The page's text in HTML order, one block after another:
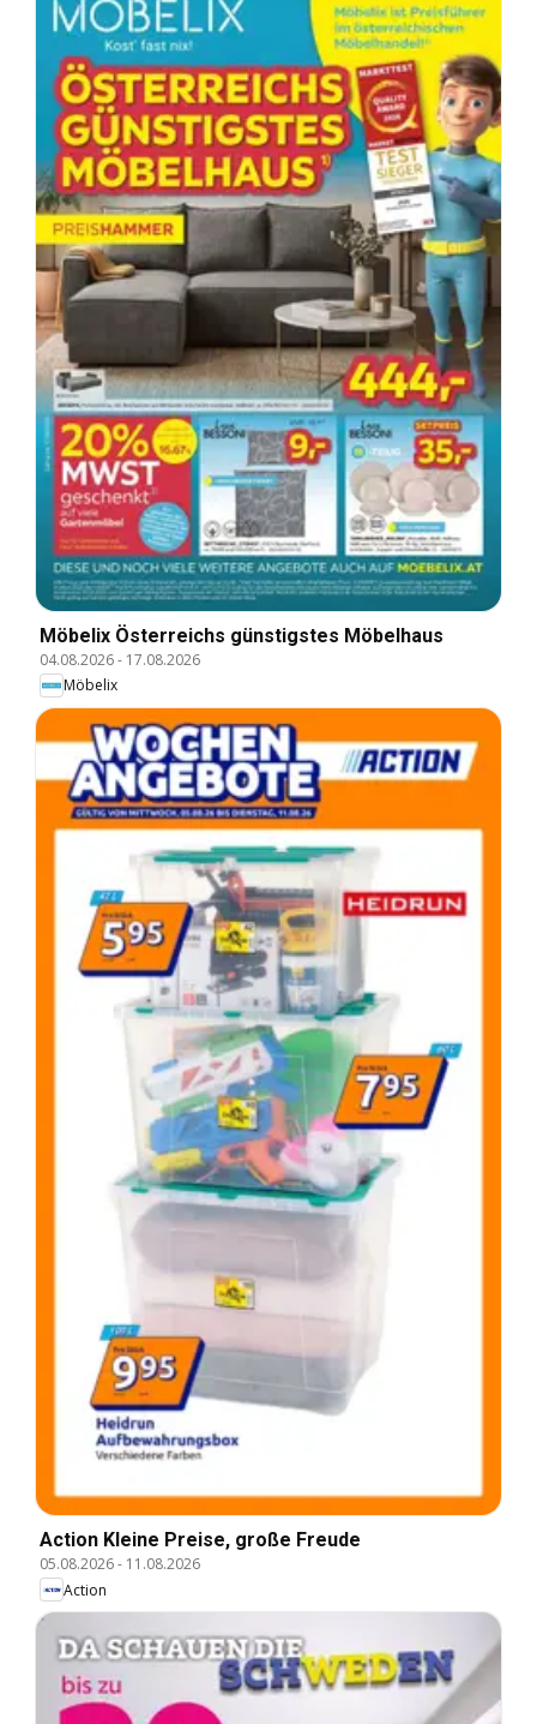
Möbelix Österreichs günstigstes Möbelhaus
04.08.2026- 17.08.2026
Möbelix
Action Kleine Preise, große Freude
05.08.2026- 11.08.2026
Action